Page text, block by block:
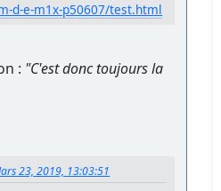
d-e-m1x-p50607/test.html
: "C'est donc toujours la
23, 2019, 13:03:51